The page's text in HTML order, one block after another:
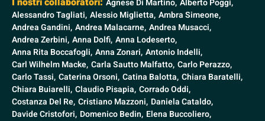
Agnese Di Martino, Alberto Poggi,
Alessandro Tagliati, Alessio Miglietta, Ambra Simeone,
Andrea Gandini, Andrea Malacarne, Andrea Musacci,
Andrea Zerbini, Anna Dolfi, Anna Lodeserto,
Anna Rita Boccafogli, Anna Zonari, Antonio Indelli,
Carl Wilhelm Macke, Carla Sautto Malfatto, Carlo Perazzo,
Carlo Tassi, Caterina Orsoni, Catina Balotta, Chiara Baratelli,
Chiara Buiarelli, Claudio Pisapia, Corrado Oddi,
Costanza Del Re, Cristiano Mazzoni, Daniela Cataldo,
Davide Cristofori, Domenico Bedin, Elena Buccoliero,